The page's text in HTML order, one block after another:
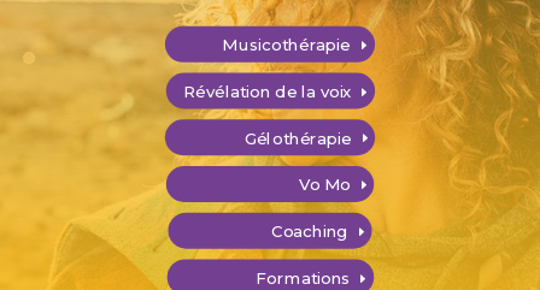
Musicothérapie
Révélation de la voix
Gélothérapie
Vo Mo
Coaching
Formations